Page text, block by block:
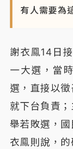
有人需要為
謝衣鳯14日
一大選，當
選，直接以
就下台負責
舉若敗選，
衣鳯則說，